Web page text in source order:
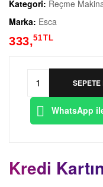
Kategori: Reçme
Marka: Esca
333,51TL
WhatsApp
Kredi